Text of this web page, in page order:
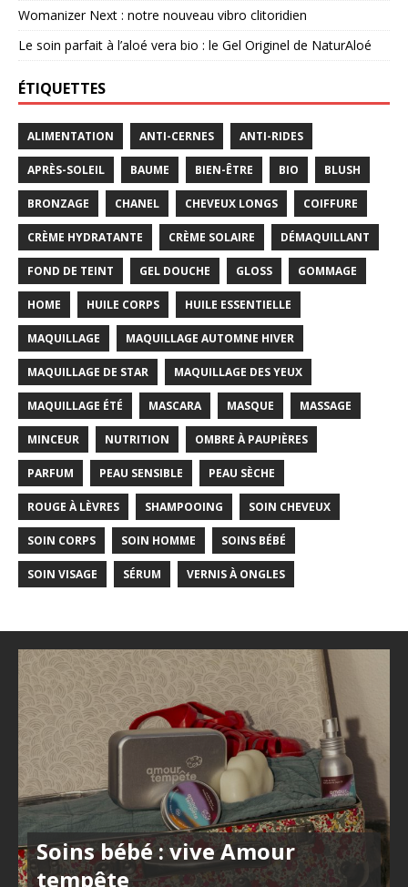
Womanizer Next : notre nouveau vibro clitoridien
Le soin parfait à l’aloé vera bio : le Gel Originel de NaturAloé
ÉTIQUETTES
ALIMENTATION ANTI-CERNES ANTI-RIDES
APRÈS-SOLEIL BAUME BIEN-ÊTRE BIO BLUSH
BRONZAGE CHANEL CHEVEUX LONGS COIFFURE
CRÈME HYDRATANTE CRÈME SOLAIRE DÉMAQUILLANT
FOND DE TEINT GEL DOUCHE GLOSS GOMMAGE
HOME HUILE CORPS HUILE ESSENTIELLE
MAQUILLAGE MAQUILLAGE AUTOMNE HIVER
MAQUILLAGE DE STAR MAQUILLAGE DES YEUX
MAQUILLAGE ÉTÉ MASCARA MASQUE MASSAGE
MINCEUR NUTRITION OMBRE À PAUPIÈRES
PARFUM PEAU SENSIBLE PEAU SÈCHE
ROUGE À LÈVRES SHAMPOOING SOIN CHEVEUX
SOIN CORPS SOIN HOMME SOINS BÉBÉ
SOIN VISAGE SÉRUM VERNIS À ONGLES
Soins bébé : vive Amour
tempête